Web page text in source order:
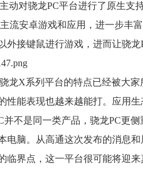
动对骁龙PC平台进行了原生
流安卓游戏和应用，进一步丰
外接键鼠进行游戏，进而让骁龙
龙X系列平台的特点已经被大
性能表现也越来越能打。应用生
并不是同一类产品，骁龙PC
电脑。从高通这次发布的消息
临界点，这一平台很可能将迎来